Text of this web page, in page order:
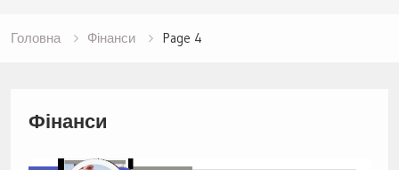
Головна Фінанси Page 4
Фінанси